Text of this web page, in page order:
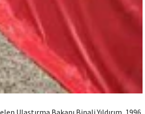
Ulaştırma Bakanı Binali Yıldırım, 1996